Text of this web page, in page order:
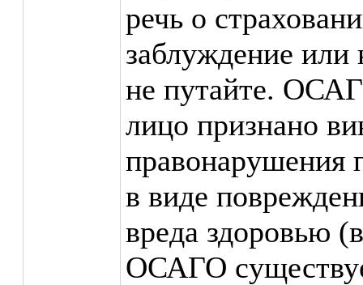
речь о
заблуждение или
не путайте.
лицо признано
правонарушения
в виде
вреда здоровью
ОСАГО